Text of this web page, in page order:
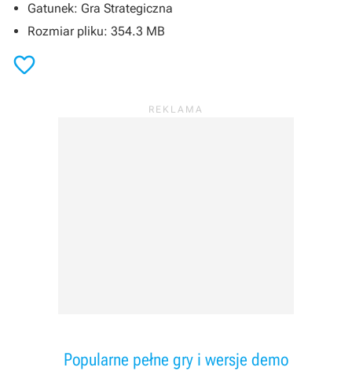
Gatunek: Gra Strategiczna
Rozmiar pliku: 354.3 MB

Popularne pełne gry i wersje demo